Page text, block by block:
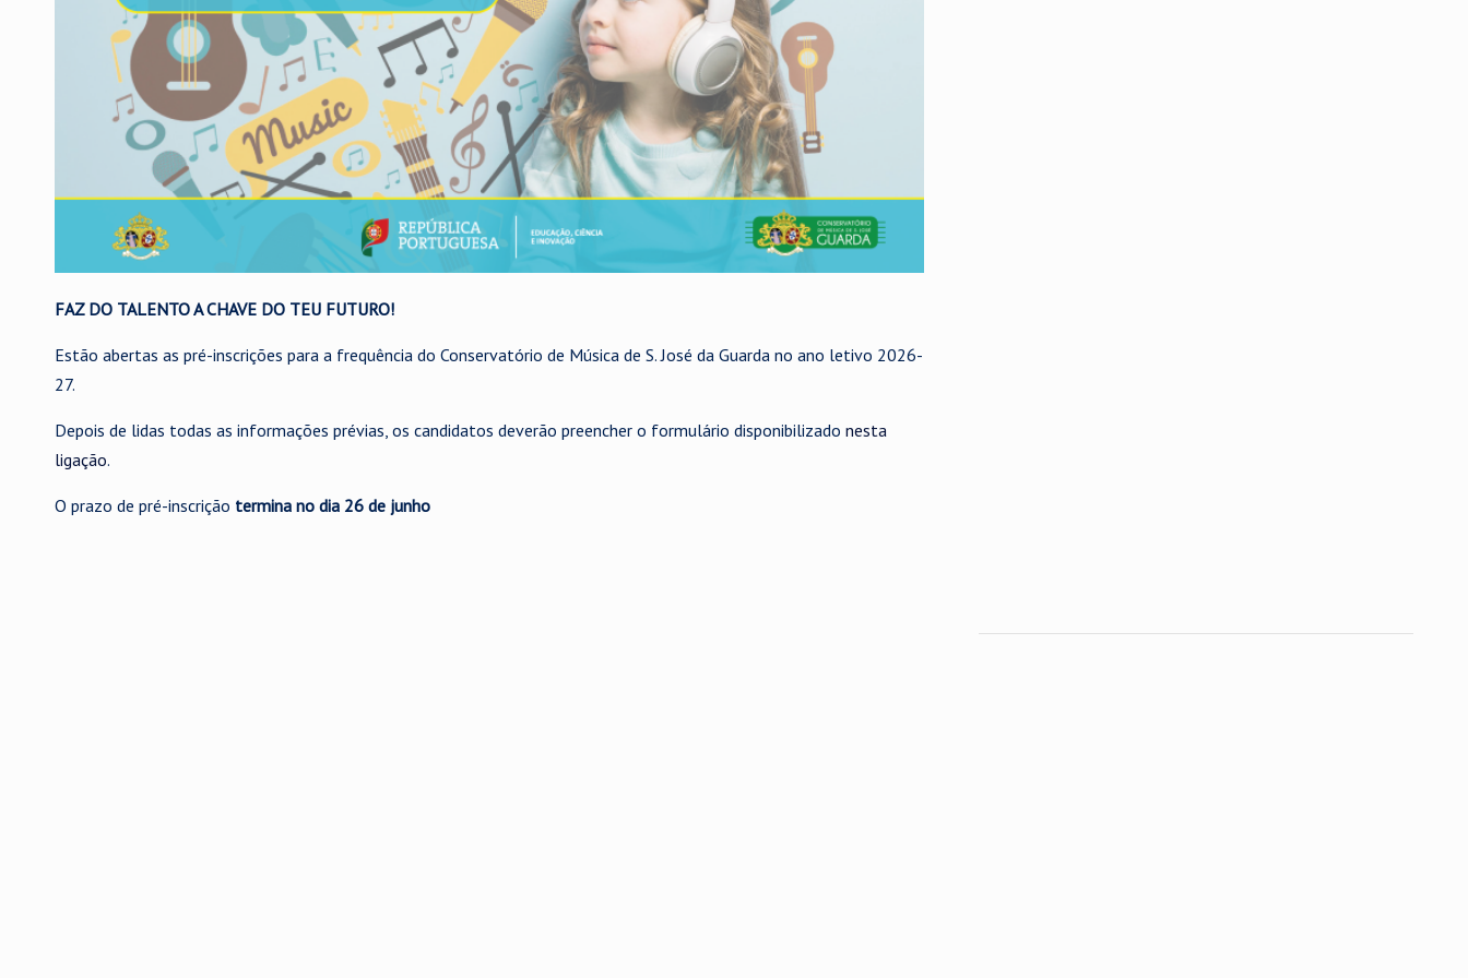
FAZ DO TALENTO A CHAVE DO TEU FUTURO!
Estão abertas as pré-inscrições para a frequência do Conservatório de Música de S. José da Guarda no ano letivo 2026-
27.
Depois de lidas todas as informações prévias, os candidatos deverão preencher o formulário disponibilizado nesta
ligação.
O prazo de pré-inscrição termina no dia 26 de junho